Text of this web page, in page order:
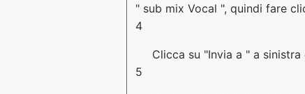
" sub mix Vocal ", quindi fare
4
Clicca su "Invia a " a
5